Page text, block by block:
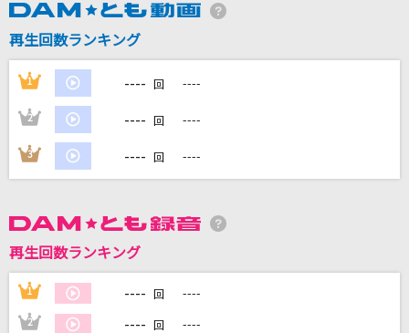
カラオケをもっと楽しもう！
自宅でカラオケ歌い放題！
家族や友達と一緒に！練習にも！
再生回数ランキング
1 ---- 回 ----
2 ---- 回 ----
3 ---- 回 ----
再生回数ランキング
1 ---- 回 ----
2 ---- 回 ----